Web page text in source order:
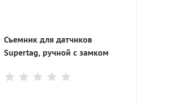
Съемник для датчиков
Supertag, ручной с замком